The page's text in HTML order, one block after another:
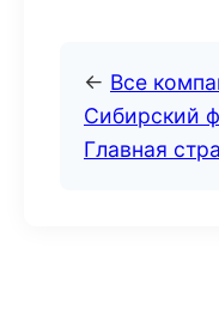
← Все
Сибирский
Главная